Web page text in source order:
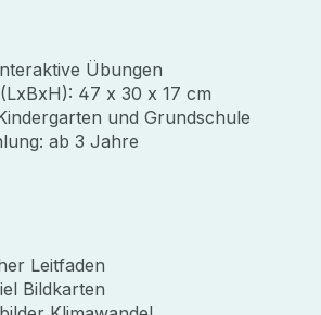
Übungen
47 x 30 x 17 cm
und Grundschule
ab 3 Jahre
Leitfaden
Bildkarten